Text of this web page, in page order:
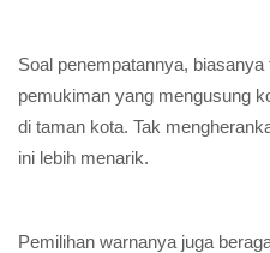
Soal penempatannya,
pemukiman yang mengusung
di taman kota. Tak
ini lebih menarik.
Pemilihan warnanya juga